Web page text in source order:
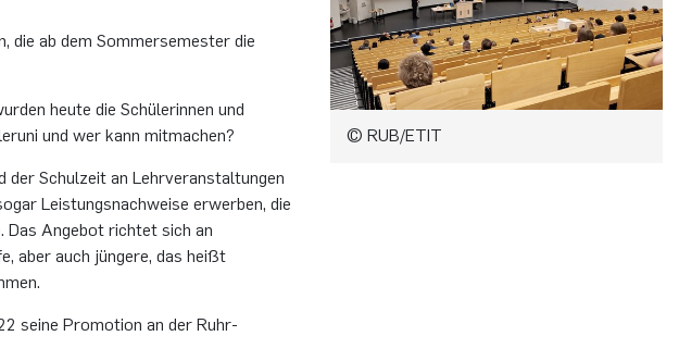
die ab dem Sommersemester die
heute die Schülerinnen und
und wer kann mitmachen?
der Schulzeit an Lehrveranstaltungen
Leistungsnachweise erwerben, die
Das Angebot richtet sich an
aber auch jüngere, das heißt
seine Promotion an der Ruhr-
© RUB/ETIT